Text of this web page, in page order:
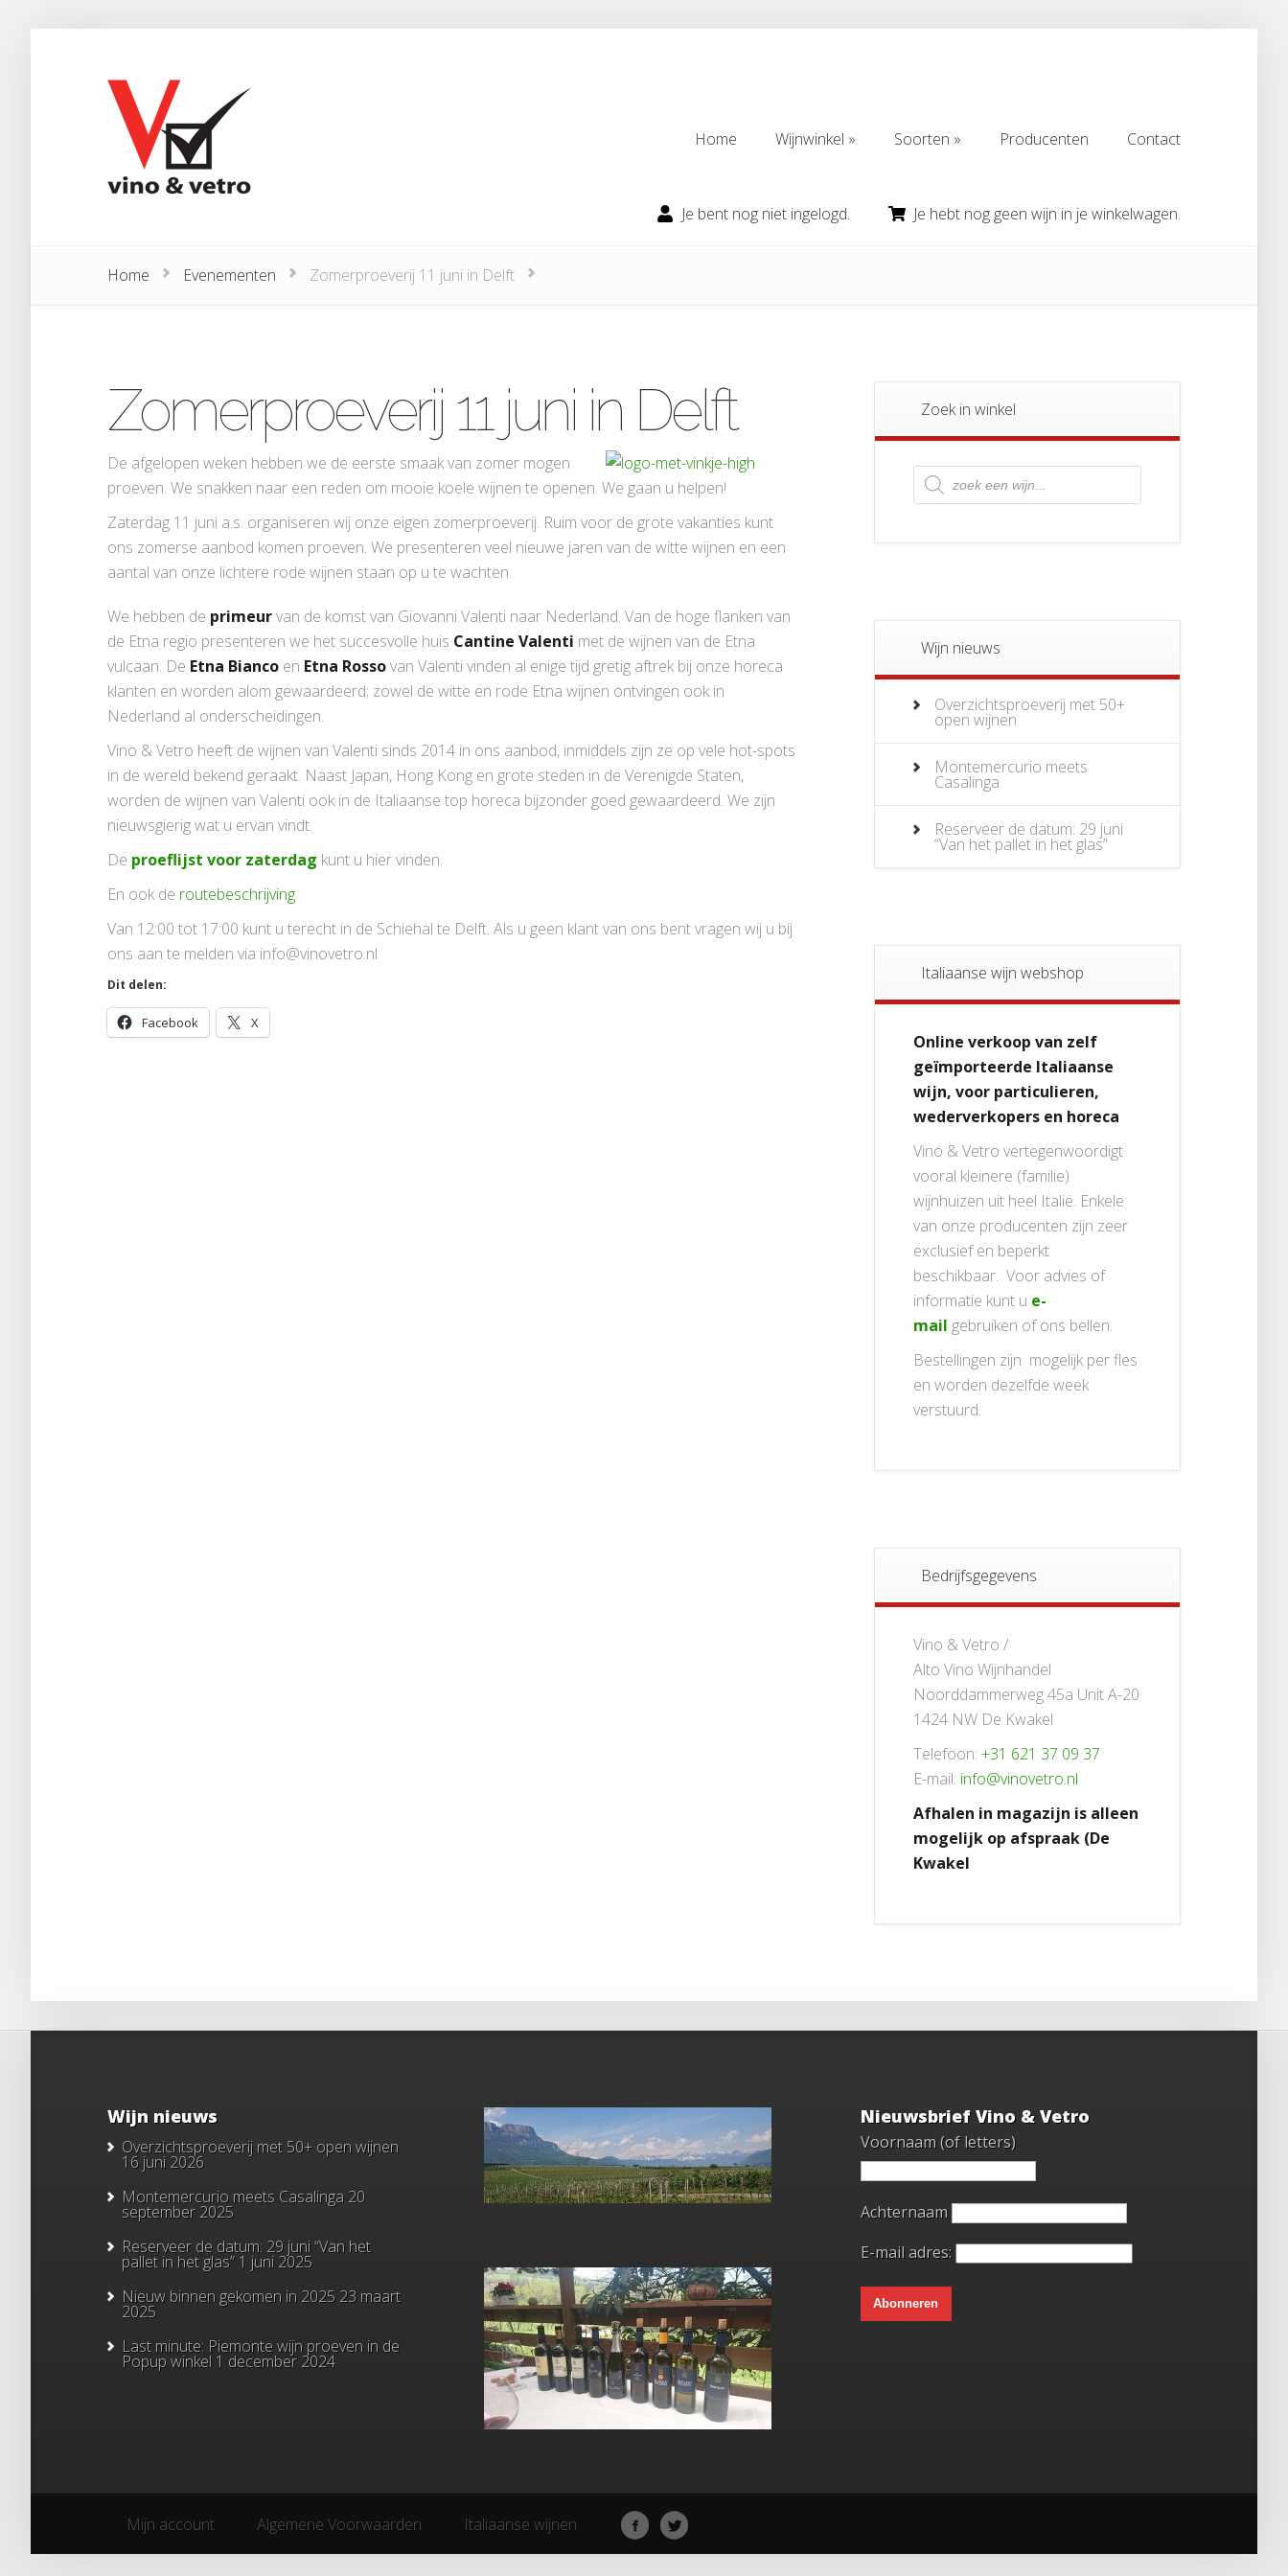
Home
Wijnwinkel
Soorten
Producenten
Contact
Je bent nog niet ingelogd.
Je hebt nog geen wijn in je winkelwagen.
Home Evenementen Zomerproeverij 11 juni in Delft
Zomerproeverij 11 juni in Delft
De afgelopen weken hebben we de eerste smaak van zomer mogen
proeven. We snakken naar een reden om mooie koele wijnen te openen. We gaan u helpen!
Zaterdag 11 juni a.s. organiseren wij onze eigen zomerproeverij. Ruim voor de grote vakanties kunt
ons zomerse aanbod komen proeven. We presenteren veel nieuwe jaren van de witte wijnen en een
aantal van onze lichtere rode wijnen staan op u te wachten.
We hebben de primeurvan de komst van Giovanni Valenti naar Nederland. Van de hoge flanken van
de Etna regio presenteren we het succesvolle huis Cantine Valenti met de wijnen van de Etna
vulcaan. De Etna Bianco en Etna Rossovan Valenti vinden al enige tijd gretig aftrek bij onze horeca
klanten en worden alom gewaardeerd; zowel de witte en rode Etna wijnen ontvingen ook in
Nederland al onderscheidingen.
Vino & Vetro heeft de wijnen van Valenti sinds 2014 in ons aanbod, inmiddels zijn ze op vele hot-spots
in de wereld bekend geraakt. Naast Japan, Hong Kong en grote steden in de Verenigde Staten,
worden de wijnen van Valenti ook in de Italiaanse top horeca bijzonder goed gewaardeerd. We zijn
nieuwsgierig wat u ervan vindt.
De proeflijst voor zaterdag kunt u hier vinden.
En ook de routebeschrijving
Van 12:00 tot 17:00 kunt u terecht in de Schiehal te Delft. Als u geen klant van ons bent vragen wij u bij
ons aan te melden via info@vinovetro.nl
Dit delen:
Facebook X
Zoek in winkel
Producten
zoeken
Wijn nieuws
Overzichtsproeverij met 50+
open wijnen
Montemercurio meets
Casalinga
Reserveer de datum: 29 juni
“Van het pallet in het glas”
Italiaanse wijn webshop
Online verkoop van zelf
geïmporteerde Italiaanse
wijn, voor particulieren,
wederverkopers en horeca
Vino & Vetro vertegenwoordigt
vooral kleinere (familie)
wijnhuizen uit heel Italië. Enkele
van onze producenten zijn zeer
exclusief en beperkt
beschikbaar. Voor advies of
informatie kunt u e-
mail gebruiken of ons bellen.
Bestellingen zijn mogelijk per fles
en worden dezelfde week
verstuurd.
Bedrijfsgegevens
Vino & Vetro /
Alto Vino Wijnhandel
Noorddammerweg 45a Unit A-20
1424 NW De Kwakel
Telefoon: +31 621 37 09 37
E-mail: info@vinovetro.nl
Afhalen in magazijn is alleen
mogelijk op afspraak (De
Kwakel
Wijn nieuws
Overzichtsproeverij met 50+ open wijnen
16 juni 2026
Montemercurio meets Casalinga 20
september 2025
Reserveer de datum: 29 juni “Van het
pallet in het glas” 1 juni 2025
Nieuw binnen gekomen in 2025 23 maart
2025
Last minute: Piemonte wijn proeven in de
Popup winkel 1 december 2024
Nieuwsbrief Vino & Vetro
Voornaam (of letters)
Achternaam
E-mail adres:
Mijn account Algemene Voorwaarden Italiaanse wijnen